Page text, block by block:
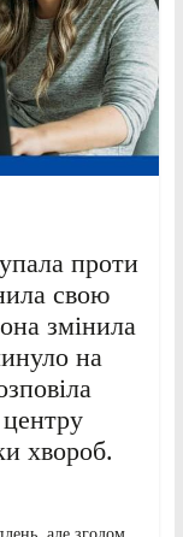
проти
свою
змінила
на
хвороб.